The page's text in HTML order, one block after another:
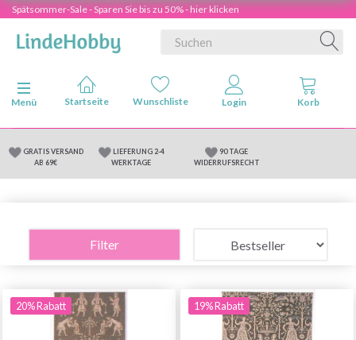
Spätsommer-Sale - Sparen Sie bis zu 50% - hier klicken
Anzeige ändern
Menü
GRATIS VERSAND
AB 69€
LIEFERUNG 2-4
WERKTAGE
90 TAGE
WIDERRUFSRECHT
Filter
20% Rabatt 19% Rabatt